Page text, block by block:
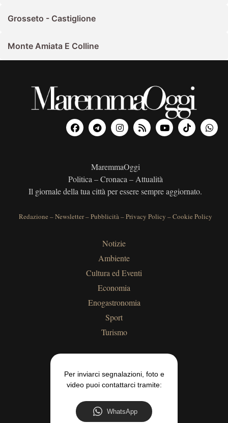
Grosseto - Castiglione
Monte Amiata E Colline
MaremmaOggi
Politica – Cronaca – Attualità
Il giornale della tua città per essere sempre aggiornato.
Redazione –Newsletter–Pubblicità–Privacy Policy –Cookie Policy
Notizie
Ambiente
Cultura ed Eventi
Economia
Enogastronomia
Sport
Turismo
Per inviarci segnalazioni, foto e
video puoi contattarci tramite:
WhatsApp